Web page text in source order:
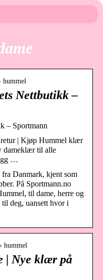
hummel
Nettbutikk –
– Sportmann
| Kjøp Hummel klær
dameklær til alle
…
Danmark, kjent som
På Sportmann.no
til dame, herre og
deg, uansett hvor i
hummel
| Nye klær på